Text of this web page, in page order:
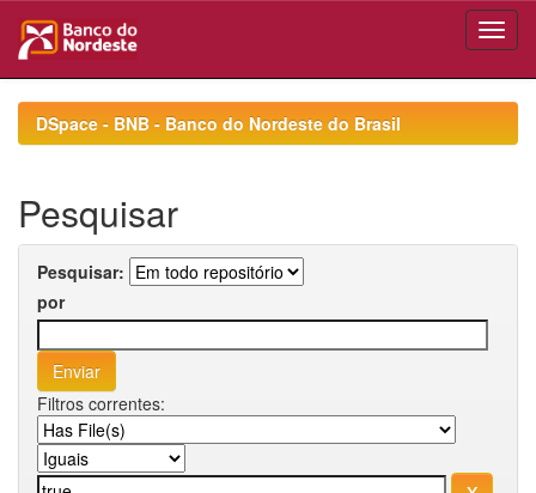
navigationDSpace - BNB - Banco do Nordeste do Brasil
Pesquisar
Pesquisar:
por
Filtros correntes: